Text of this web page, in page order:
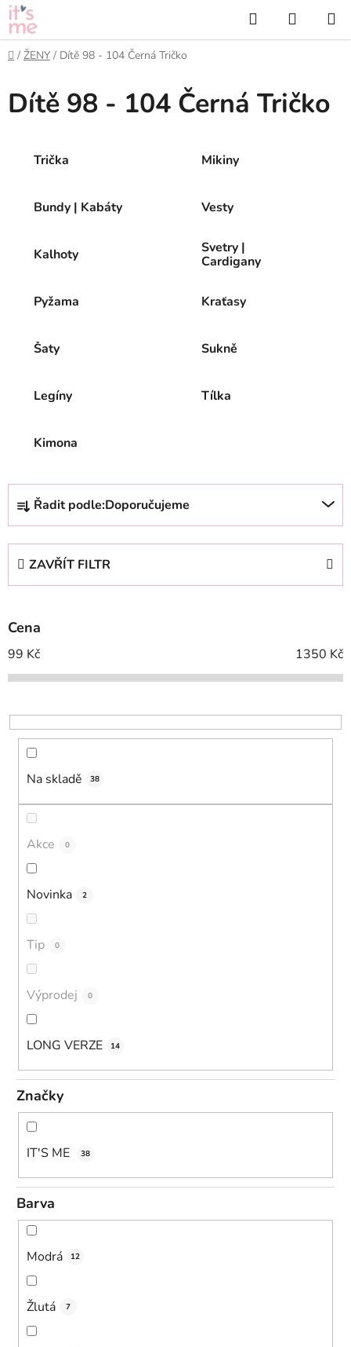
Přejít
na
obsah
Hledat
KOŠÍK
Domů
/ ŽENY / Dítě 98 - 104 Černá Tričko
Dítě 98 - 104 Černá Tričko
Trička Mikiny
Bundy | Kabáty Vesty
Kalhoty
Svetry |
Cardigany
Pyžama Kraťasy
Šaty Sukně
Legíny Tílka
Kimona
Ř
z
p
r
o
d
k
t
Řadit podle:Doporučujeme
ZAVŘÍT FILTR
Cena
99 Kč 1350 Kč
Na skladě 38
Akce 0
Novinka 2
Tip 0
Výprodej 0
LONG VERZE 14
Značky
IT'S ME 38
Barva
Modrá 12
Žlutá 7